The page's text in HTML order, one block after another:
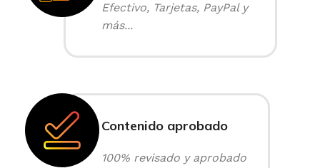
Efectivo, Tarjetas, PayPal y
más...
Contenido aprobado
100% revisado y aprobado